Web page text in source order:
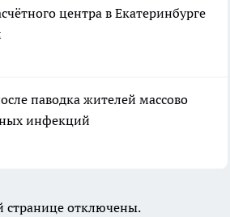
центра в Екатеринбурге
паводка жителей массово
инфекций
странице отключены.